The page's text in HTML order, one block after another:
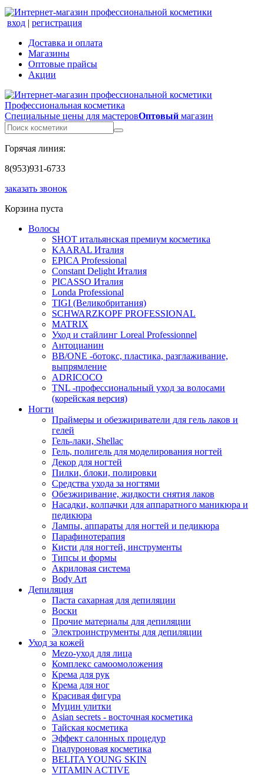
вход | регистрация
Доставка и оплата
Магазины
Оптовые прайсы
Акции
Профессиональная косметика
Специальные цены для мастеровОптовый магазин
Горячая линия:
8(953)931-6733
заказать звонок
Корзина пуста
Волосы
SHOT итальянская премиум косметика
KAARAL Италия
EPICA Professional
Constant Delight Италия
PICASSO Италия
Londa Professional
TIGI (Великобритания)
SCHWARZKOPF PROFESSIONAL
MATRIX
Уход и стайлинг Loreal Professionnel
Антоцианин
BB/ONE -ботокс, пластика, разглаживание,
выпрямление
ADRICOCO
TNL -профессиональный уход за волосами
(корейская версия)
Ногти
Праймеры и обезжириватели для гель лаков и
гелей
Гель-лаки, Shellac
Гель, полигель для моделирования ногтей
Декор для ногтей
Пилки, блоки, полировки
Средства ухода за ногтями
Обезжиривание, жидкости снятия лаков
Насадки, колпачки для аппаратного маникюра и
педикюра
Лампы, аппараты для ногтей и педикюра
Парафинотерапия
Кисти для ногтей, инструменты
Типсы и формы
Акриловая система
Body Art
Депиляция
Паста сахарная для депиляции
Воски
Прочие материалы для депиляции
Электроинструменты для депиляции
Уход за кожей
Mezo-уход для лица
Комплекс самоомоложения
Крема для рук
Крема для ног
Красивая фигура
Муцин улитки
Asian seсrets - восточная косметика
Тайская косметика
Эффект салонных процедур
Гиалуроновая косметика
BELITA YOUNG SKIN
VITAMIN ACTIVE